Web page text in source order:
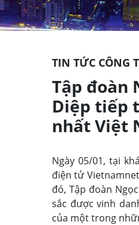
TIN TỨC CÔNG
Tập đoàn
Diệp tiếp
nhất Việt
Ngày 05/01, tại
điện tử
đó, Tập đoàn
sắc được vinh
của một trong